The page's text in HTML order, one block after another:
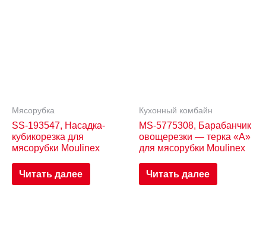
Мясорубка
SS-193547, Насадка-
кубикорезка для
мясорубки Moulinex
Читать далее
Кухонный комбайн
MS-5775308, Барабанчик
овощерезки — терка «A»
для мясорубки Moulinex
Читать далее